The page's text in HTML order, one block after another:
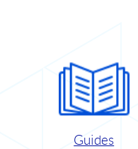
Guides